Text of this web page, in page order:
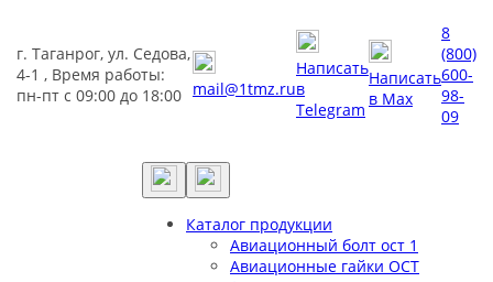
г. Таганрог, ул. Седова,
4-1 , Время работы:
пн-пт с 09:00 до 18:00 mail@1tmz.ru
Написать
в
Telegram
Написать
в Max
8
(800)
600-
98-
09
Каталог продукции
Авиационный болт ост 1
Авиационные гайки ОСТ